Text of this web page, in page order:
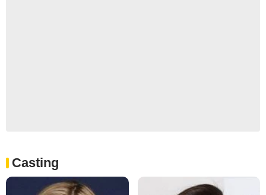
Casting